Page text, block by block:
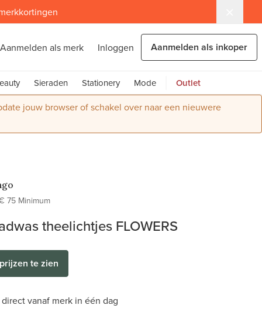
Aanmelden als merk Inloggen Aanmelden als inkoper
Sieraden Stationery Mode Outlet
jouw browser of schakel over naar een nieuwere
75 Minimum
theelichtjes FLOWERS
te zien
vanaf merk in één dag